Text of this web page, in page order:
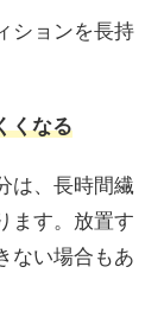
ションを長持
くなる
は、長時間繊
ます。放置す
ない場合もあ